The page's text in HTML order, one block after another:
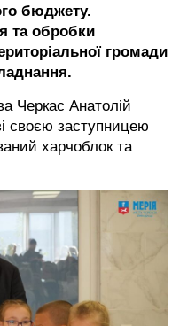
бюджету.
та обробки
громади
Черкас Анатолій
своєю заступницею
харчоблок та